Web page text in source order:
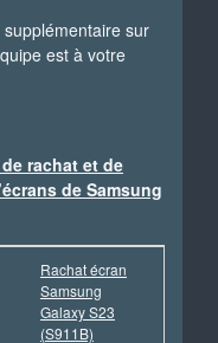
sur
est à votre
rachat et de
de Samsung
Rachat écran
Samsung
Galaxy S23
(S911B)